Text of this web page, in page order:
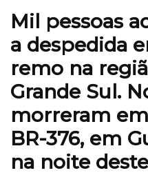
Mil pessoas
a despedida
remo na
Grande Sul.
morreram
BR-376, em
na noite deste